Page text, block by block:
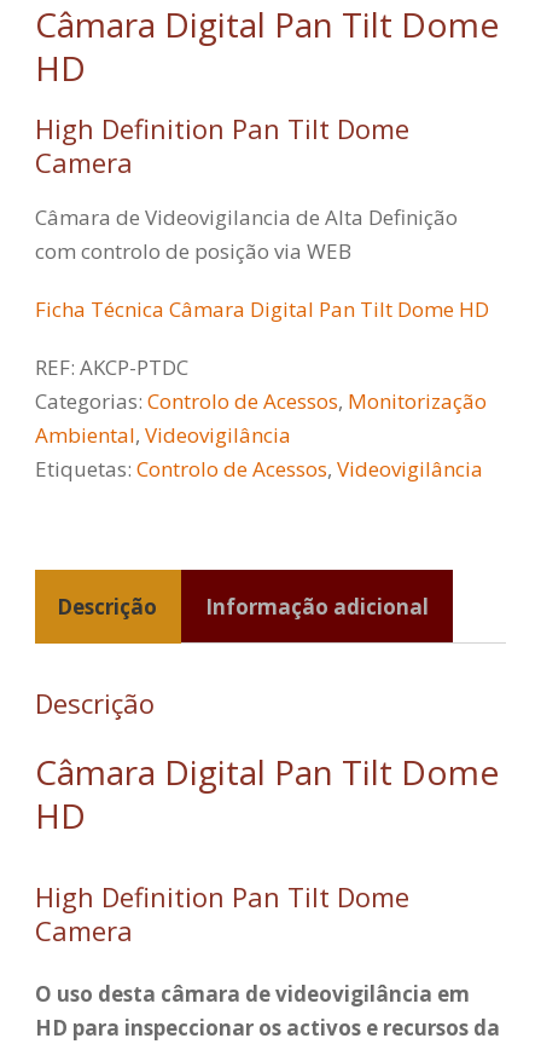
Câmara Digital Pan Tilt Dome
HD
High Definition Pan Tilt Dome
Camera
Câmara de Videovigilancia de Alta Definição
com controlo de posição via WEB
Ficha Técnica Câmara Digital Pan Tilt Dome HD
REF: AKCP-PTDC
Categorias: Controlo de Acessos, Monitorização
Ambiental, Videovigilância
Etiquetas: Controlo de Acessos, Videovigilância
Descrição Informação adicional
Descrição
Câmara Digital Pan Tilt Dome
HD
High Definition Pan Tilt Dome
Camera
O uso desta câmara de videovigilância em
HD para inspeccionar os activos e recursos da